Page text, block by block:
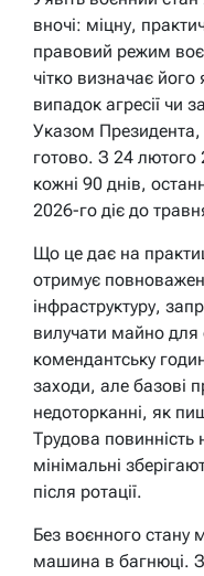
вночі: міцну,
правовий режим
чітко визначає
випадок агресії чи
Указом Президента,
готово. З 24
кожні 90 днів,
2026-го діє до
Що це дає на
отримує
інфраструктуру,
вилучати майно
комендантську
заходи, але базові
недоторканні, як
Трудова повинність
мінімальні
після ротації.
Без воєнного стану
машина в багнюці.